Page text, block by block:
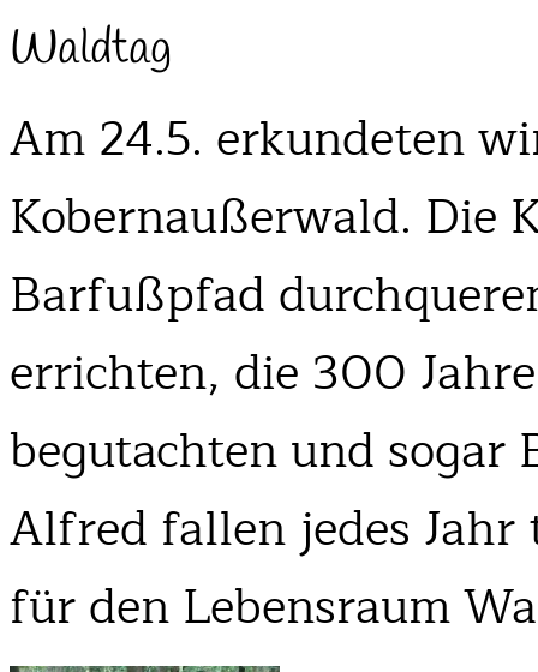
Waldtag
Am 24.5. erkundeten
Kobernaußerwald. Die
Barfußpfad
errichten, die 300
begutachten und sogar
Alfred fallen jedes
für den Lebensraum